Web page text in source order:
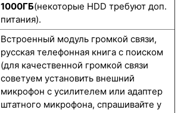
1000ГБ(некоторые HDD требуют доп.
питания).
Встроенный модуль громкой связи,
русская телефонная книга с поиском
(для качественной громкой связи
советуем установить внешний
микрофон с усилителем или адаптер
штатного микрофона, спрашивайте у